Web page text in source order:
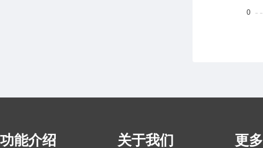
功能介绍 关于我们 更